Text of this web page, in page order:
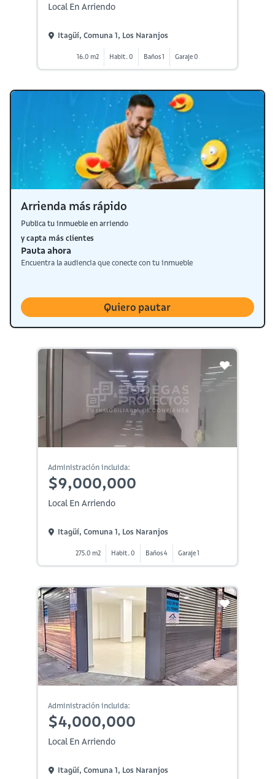
Local En Arriendo
Itagüí, Comuna 1, Los Naranjos
16.0 m2 Habit. 0 Baños 1 Garaje 0
Arrienda más rápido
Publica tu inmueble en arriendo
y capta más clientes
Pauta ahora
Encuentra la audiencia que conecte con tu inmueble
Quiero pautar
Administración incluida:
$9,000,000
Local En Arriendo
Itagüí, Comuna 1, Los Naranjos
275.0 m2 Habit. 0 Baños 4 Garaje 1
Administración incluida:
$4,000,000
Local En Arriendo
Itagüí, Comuna 1, Los Naranjos